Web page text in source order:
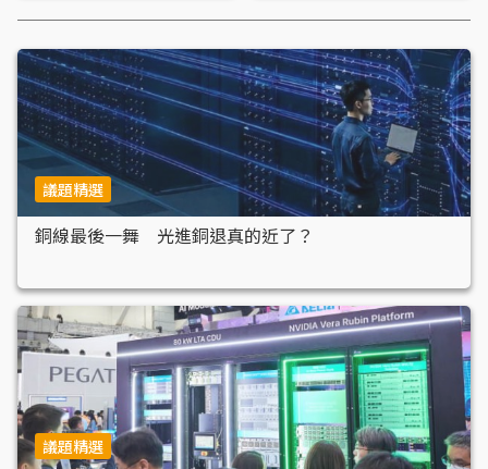
議題精選
銅線最後一舞 光進銅退真的近了？
議題精選